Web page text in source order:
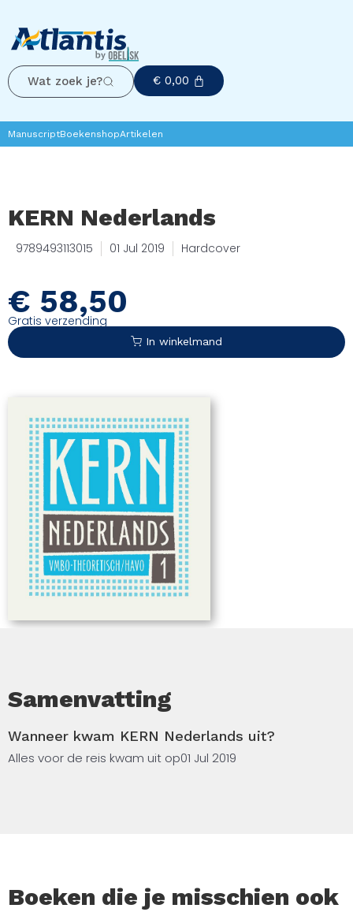
Wat zoek je? € 0,00
ManuscriptBoekenshopArtikelen
KERN Nederlands
9789493113015 01 Jul 2019 Hardcover
€ 58,50
Gratis verzending
In winkelmand
Samenvatting
Wanneer kwam KERN Nederlands uit?
Alles voor de reis kwam uit op01 Jul 2019
Boeken die je misschien ook